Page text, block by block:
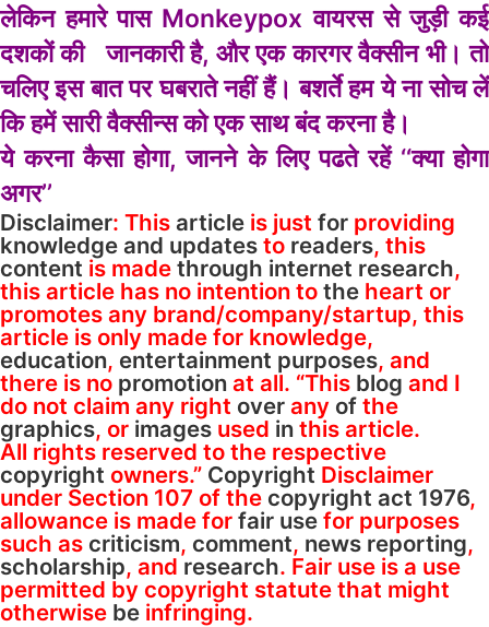
लेकिन हमारे पास Monkeypox वायरस से जुड़ी कई
दशकों की जानकारी है, और एक कारगर वैक्सीन भी। तो
चलिए इस बात पर घबराते नहीं हैं। बशर्ते हम ये ना सोच लें
कि हमें सारी वैक्सीन्स को एक साथ बंद करना है।
ये करना कैसा होगा, जानने के लिए पढते रहें ‘‘क्या होगा
अगर’’
Disclaimer: This article is just for providing
knowledge and updates to readers, this
content is made through internet research,
this article has no intention to the heart or
promotes any brand/company/startup, this
article is only made for knowledge,
education, entertainment purposes, and
there is no promotion at all. “This blog and I
do not claim any right over any of the
graphics, or images used in this article.
All rights reserved to the respective
copyright owners.” Copyright Disclaimer
under Section 107 of the copyright act 1976,
allowance is made for fair use for purposes
such as criticism, comment, news reporting,
scholarship, and research. Fair use is a use
permitted by copyright statute that might
otherwise be infringing.